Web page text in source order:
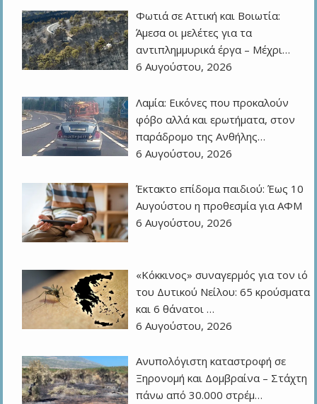
Φωτιά σε Αττική και Βοιωτία:
Άμεσα οι μελέτες για τα
αντιπλημμυρικά έργα – Μέχρι…
6 Αυγούστου, 2026
Λαμία: Εικόνες που προκαλούν
φόβο αλλά και ερωτήματα, στον
παράδρομο της Ανθήλης…
6 Αυγούστου, 2026
Έκτακτο επίδομα παιδιού: Έως 10
Αυγούστου η προθεσμία για ΑΦΜ
6 Αυγούστου, 2026
«Κόκκινος» συναγερμός για τον ιό
του Δυτικού Νείλου: 65 κρούσματα
και 6 θάνατοι …
6 Αυγούστου, 2026
Ανυπολόγιστη καταστροφή σε
Ξηρονομή και Δομβραίνα – Στάχτη
πάνω από 30.000 στρέμ…